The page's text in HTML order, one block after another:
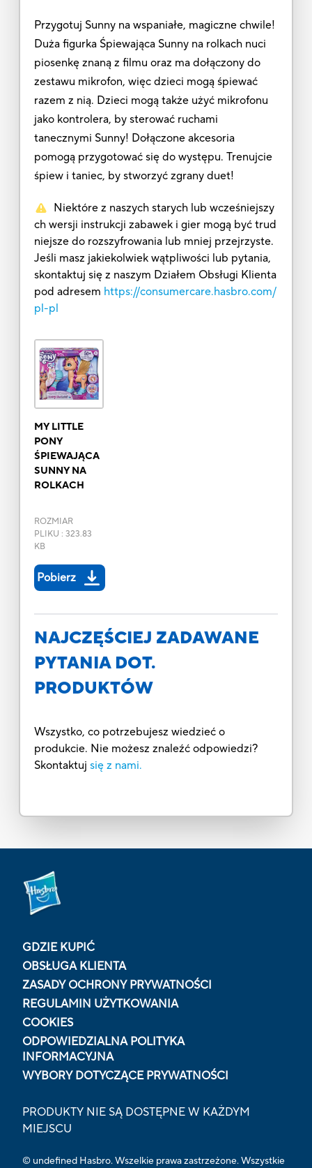
Przygotuj Sunny na wspaniałe, magiczne chwile!
Duża figurka Śpiewająca Sunny na rolkach nuci
piosenkę znaną z filmu oraz ma dołączony do
zestawu mikrofon, więc dzieci mogą śpiewać
razem z nią. Dzieci mogą także użyć mikrofonu
jako kontrolera, by sterować ruchami
tanecznymi Sunny! Dołączone akcesoria
pomogą przygotować się do występu. Trenujcie
śpiew i taniec, by stworzyć zgrany duet!
Niektóre z naszych starych lub wcześniejszy
ch wersji instrukcji zabawek i gier mogą być trud
niejsze do rozszyfrowania lub mniej przejrzyste.
Jeśli masz jakiekolwiek wątpliwości lub pytania,
skontaktuj się z naszym Działem Obsługi Klienta
pod adresem https://consumercare.hasbro.com/
pl-pl
MY LITTLE
PONY
ŚPIEWAJĄCA
SUNNY NA
ROLKACH
ROZMIAR
PLIKU : 323.83
KB
Pobierz
NAJCZĘŚCIEJ ZADAWANE
PYTANIA DOT.
PRODUKTÓW
Wszystko, co potrzebujesz wiedzieć o
produkcie. Nie możesz znaleźć odpowiedzi?
Skontaktuj się z nami.
GDZIE KUPIĆ
OBSŁUGA KLIENTA
ZASADY OCHRONY PRYWATNOŚCI
REGULAMIN UŻYTKOWANIA
COOKIES
ODPOWIEDZIALNA POLITYKA
INFORMACYJNA
WYBORY DOTYCZĄCE PRYWATNOŚCI
PRODUKTY NIE SĄ DOSTĘPNE W KAŻDYM
MIEJSCU
© undefined Hasbro. Wszelkie prawa zastrzeżone. Wszystkie